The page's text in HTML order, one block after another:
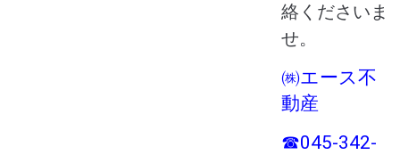
絡くださいま
せ。
㈱エース不
動産
☎045-342-